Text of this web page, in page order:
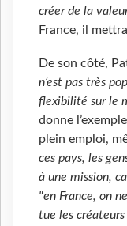
créer de la
France, il mettra
De son côté,
n’est pas très
flexibilité sur le
donne
plein emploi,
ces pays, les
à une mission,
"en France, on
tue les créateurs